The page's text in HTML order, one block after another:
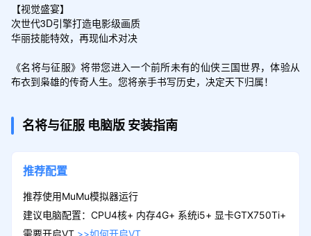
【视觉盛宴】
次世代3D引擎打造电影级画质
华丽技能特效，再现仙术对决
《名将与征服》将带您进入一个前所未有的仙侠三国世界，体验从
布衣到枭雄的传奇人生。您将亲手书写历史，决定天下归属！
名将与征服 电脑版 安装指南
推荐配置
推荐使用MuMu模拟器运行
建议电脑配置：CPU4核+ 内存4G+ 系统i5+ 显卡GTX750Ti+
需要开启VT >>如何开启VT